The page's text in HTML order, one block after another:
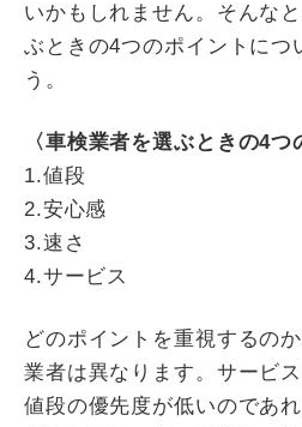
いかもしれません。そんな
ぶときの4つのポイントにつ
う。
〈車検業者を選ぶときの4つ
1.値段
2.安心感
3.速さ
4.サービス
どのポイントを重視するの
業者は異なります。サービ
値段の優先度が低いのであ